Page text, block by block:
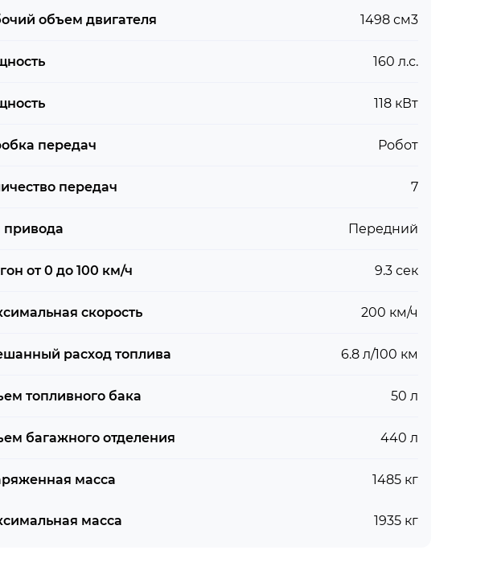
объем двигателя 1498 см3
160 л.с.
118 кВт
передач Робот
передач 7
привода Передний
от 0 до 100 км/ч 9.3 сек
скорость 200 км/ч
расход топлива 6.8 л/100 км
топливного бака 50 л
багажного отделения 440 л
масса 1485 кг
масса 1935 кг